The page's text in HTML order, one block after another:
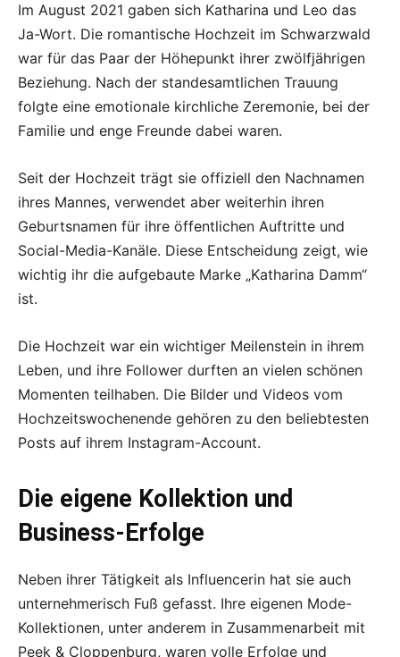
Im August 2021 gaben sich Katharina und Leo das
Ja-Wort. Die romantische Hochzeit im Schwarzwald
war für das Paar der Höhepunkt ihrer zwölfjährigen
Beziehung. Nach der standesamtlichen Trauung
folgte eine emotionale kirchliche Zeremonie, bei der
Familie und enge Freunde dabei waren.
Seit der Hochzeit trägt sie offiziell den Nachnamen
ihres Mannes, verwendet aber weiterhin ihren
Geburtsnamen für ihre öffentlichen Auftritte und
Social-Media-Kanäle. Diese Entscheidung zeigt, wie
wichtig ihr die aufgebaute Marke „Katharina Damm“
ist.
Die Hochzeit war ein wichtiger Meilenstein in ihrem
Leben, und ihre Follower durften an vielen schönen
Momenten teilhaben. Die Bilder und Videos vom
Hochzeitswochenende gehören zu den beliebtesten
Posts auf ihrem Instagram-Account.
Die eigene Kollektion und
Business-Erfolge
Neben ihrer Tätigkeit als Influencerin hat sie auch
unternehmerisch Fuß gefasst. Ihre eigenen Mode-
Kollektionen, unter anderem in Zusammenarbeit mit
Peek & Cloppenburg, waren volle Erfolge und